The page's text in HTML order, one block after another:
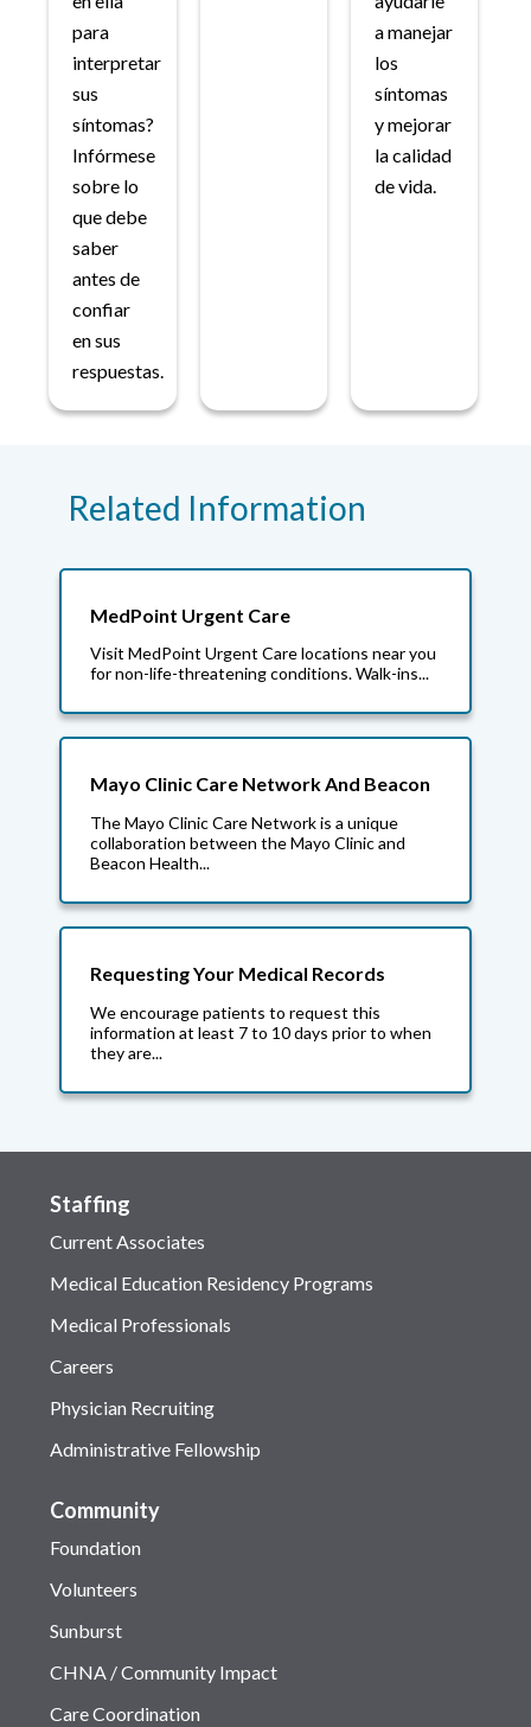
para
interpretar
sus
síntomas?
Infórmese
sobre lo
que debe
saber
antes de
confiar
en sus
respuestas.
a manejar
los
síntomas
y mejorar
la calidad
de vida.
Related Information
MedPoint Urgent Care
Visit MedPoint Urgent Care locations near you
for non-life-threatening conditions. Walk-ins...
Mayo Clinic Care Network And Beacon
The Mayo Clinic Care Network is a unique
collaboration between the Mayo Clinic and
Beacon Health...
Requesting Your Medical Records
We encourage patients to request this
information at least 7 to 10 days prior to when
they are...
Staffing
Current Associates
Medical Education Residency Programs
Medical Professionals
Careers
Physician Recruiting
Administrative Fellowship
Community
Foundation
Volunteers
Sunburst
CHNA / Community Impact
Care Coordination